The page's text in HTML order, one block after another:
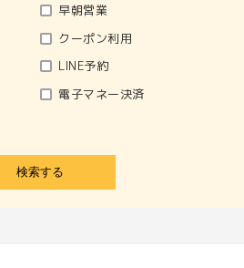
早朝営業
クーポン利用
LINE予約
電子マネー決済
検索する